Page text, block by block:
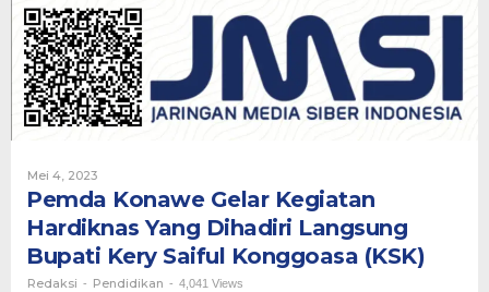
Hardiknas
Dihadiri
Langsung
Bupati
Mei 4, 2023Oleh
Pemda Konawe Gelar Kegiatan
Hardiknas Yang Dihadiri Langsung
Bupati Kery Saiful Konggoasa (KSK)
Redaksi - Pendidikan - 4,041 Views